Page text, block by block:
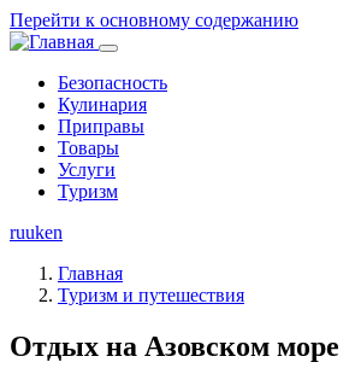
Перейти к основному содержанию
Основная
навигация
Безопасность
Кулинария
Приправы
Товары
Услуги
Туризм
ruuken
Главная
Туризм и путешествия
Отдых на Азовском море